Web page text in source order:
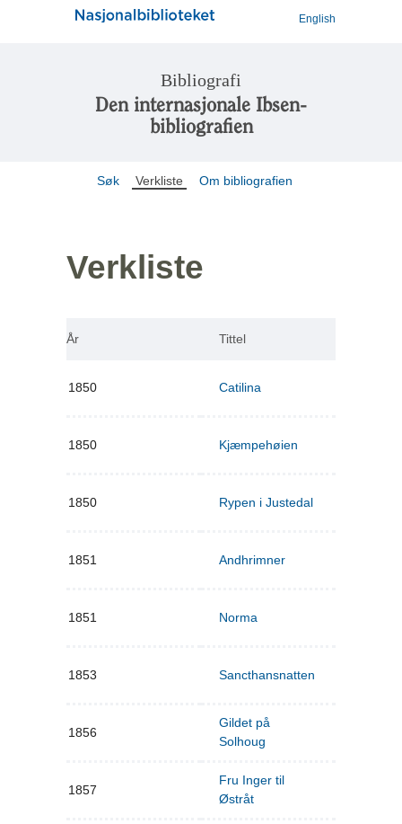
English
Bibliografi
Den internasjonale Ibsen-
bibliografien
Søk Verkliste Om bibliografien
Verkliste
År Tittel
1850 Catilina
1850 Kjæmpehøien
1850 Rypen i Justedal
1851 Andhrimner
1851 Norma
1853 Sancthansnatten
1856
Gildet på
Solhoug
1857
Fru Inger til
Østråt